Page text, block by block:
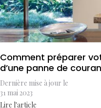
Comment préparer
d’une panne de
Dernière mise à jour le
31 mai 2023
Lire l'article